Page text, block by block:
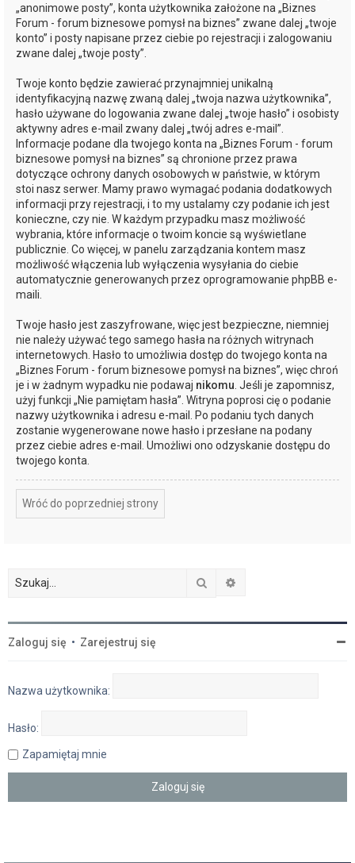
„anonimowe posty”, konta użytkownika założone na „Biznes
Forum - forum biznesowe pomysł na biznes” zwane dalej „twoje
konto” i posty napisane przez ciebie po rejestracji i zalogowaniu
zwane dalej „twoje posty”.
Twoje konto będzie zawierać przynajmniej unikalną
identyfikacyjną nazwę zwaną dalej „twoja nazwa użytkownika”,
hasło używane do logowania zwane dalej „twoje hasło” i osobisty
aktywny adres e-mail zwany dalej „twój adres e-mail”.
Informacje podane dla twojego konta na „Biznes Forum - forum
biznesowe pomysł na biznes” są chronione przez prawa
dotyczące ochrony danych osobowych w państwie, w którym
stoi nasz serwer. Mamy prawo wymagać podania dodatkowych
informacji przy rejestracji, i to my ustalamy czy podanie ich jest
konieczne, czy nie. W każdym przypadku masz możliwość
wybrania, które informacje o twoim koncie są wyświetlane
publicznie. Co więcej, w panelu zarządzania kontem masz
możliwość włączenia lub wyłączenia wysyłania do ciebie
automatycznie generowanych przez oprogramowanie phpBB e-
maili.
Twoje hasło jest zaszyfrowane, więc jest bezpieczne, niemniej
nie należy używać tego samego hasła na różnych witrynach
internetowych. Hasło to umożliwia dostęp do twojego konta na
„Biznes Forum - forum biznesowe pomysł na biznes”, więc chroń
je i w żadnym wypadku nie podawaj nikomu . Jeśli je zapomnisz,
użyj funkcji „Nie pamiętam hasła”. Witryna poprosi cię o podanie
nazwy użytkownika i adresu e-mail. Po podaniu tych danych
zostanie wygenerowane nowe hasło i przesłane na podany
przez ciebie adres e-mail. Umożliwi ono odzyskanie dostępu do
twojego konta.
Wróć do poprzedniej strony
Szukaj
Zaloguj się • Zarejestruj się
Nazwa użytkownika:
Hasło:
Zapamiętaj mnie